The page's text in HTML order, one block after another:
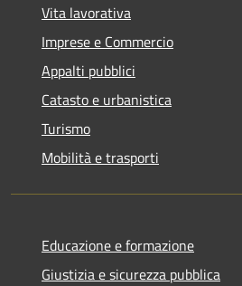
Vita lavorativa
Imprese e Commercio
Appalti pubblici
Catasto e urbanistica
Turismo
Mobilità e trasporti
Educazione e formazione
Giustizia e sicurezza pubblica